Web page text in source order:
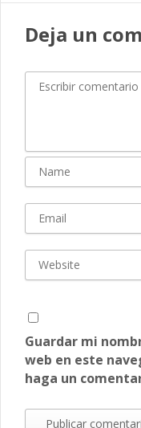
Deja un
Guardar mi
web en este
haga un